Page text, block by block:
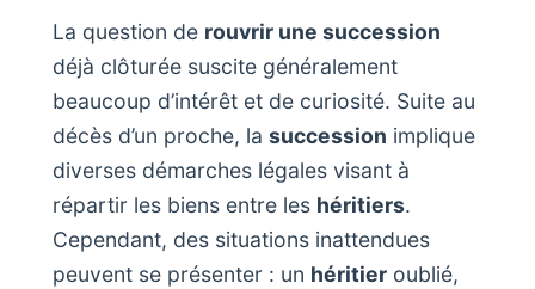
La question de rouvrir une succession
déjà clôturée suscite généralement
beaucoup d’intérêt et de curiosité. Suite au
décès d’un proche, la succession implique
diverses démarches légales visant à
répartir les biens entre les héritiers.
Cependant, des situations inattendues
peuvent se présenter : un héritier oublié,